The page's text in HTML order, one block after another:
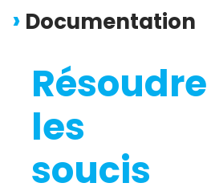
Documentation
Résoudre
les
soucis